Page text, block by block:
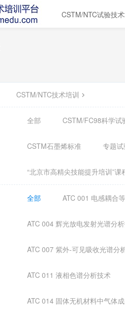
CSTM/NTC试验技
CSTM/NTC技术培训
全部 CSTM/FC98科学试
CSTM石墨烯标准 专题
“北京市高精尖技能提升培训”课
全部 ATC 001 电感耦合
ATC 004 辉光放电发射光谱分
ATC 007 紫外-可见吸收光谱分
ATC 011 液相色谱分析技术
ATC 014 固体无机材料中气体